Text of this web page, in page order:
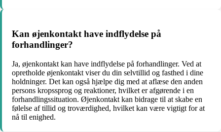
Kan øjenkontakt have indflydelse på
forhandlinger?
Ja, øjenkontakt kan have indflydelse på forhandlinger. Ved at
opretholde øjenkontakt viser du din selvtillid og fasthed i dine
holdninger. Det kan også hjælpe dig med at aflæse den anden
persons kropssprog og reaktioner, hvilket er afgørende i en
forhandlingssituation. Øjenkontakt kan bidrage til at skabe en
følelse af tillid og troværdighed, hvilket kan være vigtigt for at
nå til enighed.